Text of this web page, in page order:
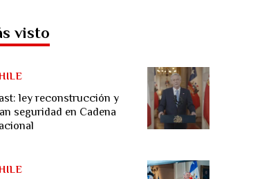
visto
ley reconstrucción y
seguridad en Cadena